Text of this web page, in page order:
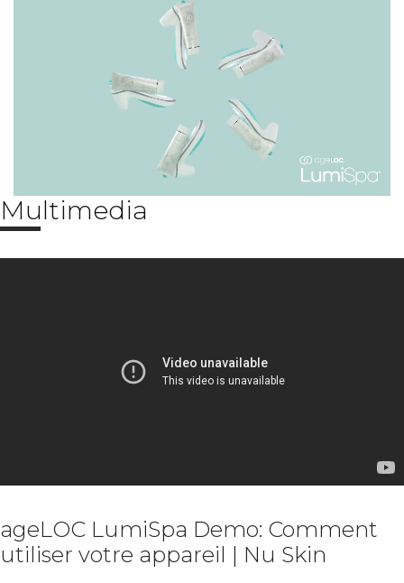
Multimedia
ageLOC LumiSpa Demo: Comment
utiliser votre appareil | Nu Skin